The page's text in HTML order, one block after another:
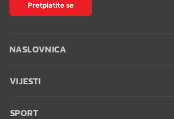
Pretplatite se
NASLOVNICA
VIJESTI
SPORT